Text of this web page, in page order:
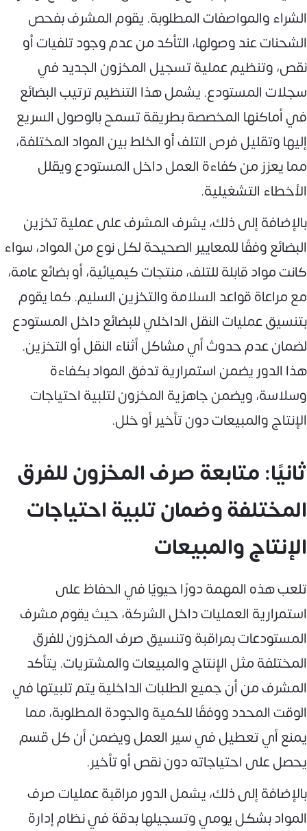
الشراء والمواصفات المطلوبة. يقوم المشرف بفحص
الشحنات عند وصولها، التأكد من عدم وجود تلفيات أو
نقص، وتنظيم عملية تسجيل المخزون الجديد في
سجلات المستودع. يشمل هذا التنظيم ترتيب البضائع
في أماكنها المخصصة بطريقة تسمح بالوصول السريع
إليها وتقليل فرص التلف أو الخلط بين المواد المختلفة،
مما يعزز من كفاءة العمل داخل المستودع ويقلل
الأخطاء التشغيلية.
بالإضافة إلى ذلك، يشرف المشرف على عملية تخزين
البضائع وفقًا للمعايير الصحيحة لكل نوع من المواد، سواء
كانت مواد قابلة للتلف، منتجات كيميائية، أو بضائع عامة،
مع مراعاة قواعد السلامة والتخزين السليم. كما يقوم
بتنسيق عمليات النقل الداخلي للبضائع داخل المستودع
لضمان عدم حدوث أي مشاكل أثناء النقل أو التخزين.
هذا الدور يضمن استمرارية تدفق المواد بكفاءة
وسلاسة، ويضمن جاهزية المخزون لتلبية احتياجات
الإنتاج والمبيعات دون تأخير أو خلل.
ثانيًا: متابعة صرف المخزون للفرق
المختلفة وضمان تلبية احتياجات
الإنتاج والمبيعات
تلعب هذه المهمة دورًا حيويًا في الحفاظ على
استمرارية العمليات داخل الشركة، حيث يقوم مشرف
المستودعات بمراقبة وتنسيق صرف المخزون للفرق
المختلفة مثل الإنتاج والمبيعات والمشتريات. يتأكد
المشرف من أن جميع الطلبات الداخلية يتم تلبيتها في
الوقت المحدد ووفقًا للكمية والجودة المطلوبة، مما
يمنع أي تعطيل في سير العمل ويضمن أن كل قسم
يحصل على احتياجاته دون نقص أو تأخير.
بالإضافة إلى ذلك، يشمل الدور مراقبة عمليات صرف
المواد بشكل يومي وتسجيلها بدقة في نظام إدارة